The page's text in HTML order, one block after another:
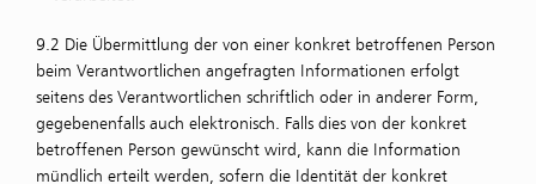
9.2 Die Übermittlung der von einer konkret betroffenen Person
beim Verantwortlichen angefragten Informationen erfolgt
seitens des Verantwortlichen schriftlich oder in anderer Form,
gegebenenfalls auch elektronisch. Falls dies von der konkret
betroffenen Person gewünscht wird, kann die Information
mündlich erteilt werden, sofern die Identität der konkret